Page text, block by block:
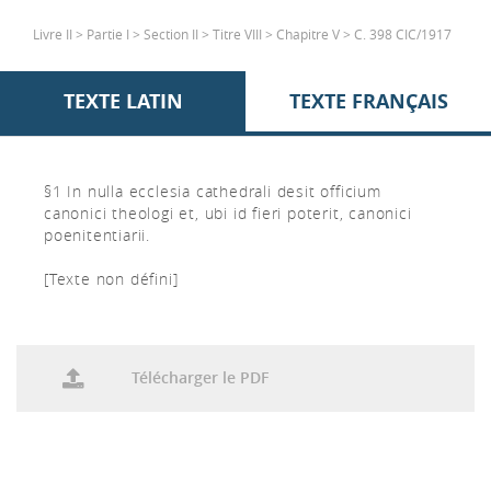
Livre II > Partie I > Section II > Titre VIII > Chapitre V > C. 398 CIC/1917
TEXTE LATIN TEXTE FRANÇAIS
§1 In nulla ecclesia cathedrali desit officium
canonici theologi et, ubi id fieri poterit, canonici
poenitentiarii.
[Texte non défini]
Télécharger le PDF